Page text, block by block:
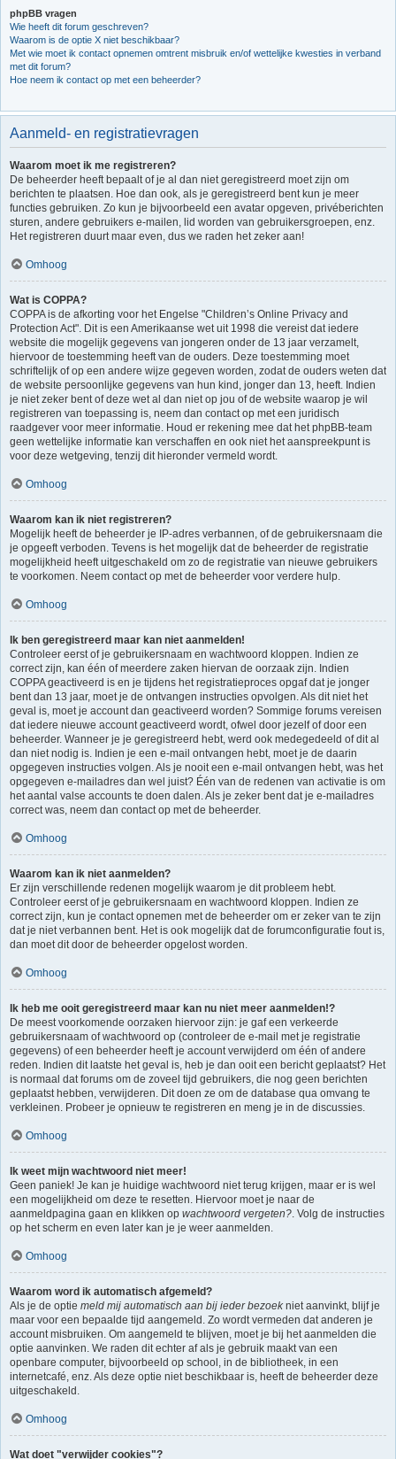
phpBB vragen
Wie heeft dit forum geschreven?
Waarom is de optie X niet beschikbaar?
Met wie moet ik contact opnemen omtrent misbruik en/of wettelijke kwesties in verband
met dit forum?
Hoe neem ik contact op met een beheerder?
Aanmeld- en registratievragen
Waarom moet ik me registreren?
De beheerder heeft bepaalt of je al dan niet geregistreerd moet zijn om
berichten te plaatsen. Hoe dan ook, als je geregistreerd bent kun je meer
functies gebruiken. Zo kun je bijvoorbeeld een avatar opgeven, privéberichten
sturen, andere gebruikers e-mailen, lid worden van gebruikersgroepen, enz.
Het registreren duurt maar even, dus we raden het zeker aan!
Omhoog
Wat is COPPA?
COPPA is de afkorting voor het Engelse "Children’s Online Privacy and
Protection Act". Dit is een Amerikaanse wet uit 1998 die vereist dat iedere
website die mogelijk gegevens van jongeren onder de 13 jaar verzamelt,
hiervoor de toestemming heeft van de ouders. Deze toestemming moet
schriftelijk of op een andere wijze gegeven worden, zodat de ouders weten dat
de website persoonlijke gegevens van hun kind, jonger dan 13, heeft. Indien
je niet zeker bent of deze wet al dan niet op jou of de website waarop je wil
registreren van toepassing is, neem dan contact op met een juridisch
raadgever voor meer informatie. Houd er rekening mee dat het phpBB-team
geen wettelijke informatie kan verschaffen en ook niet het aanspreekpunt is
voor deze wetgeving, tenzij dit hieronder vermeld wordt.
Omhoog
Waarom kan ik niet registreren?
Mogelijk heeft de beheerder je IP-adres verbannen, of de gebruikersnaam die
je opgeeft verboden. Tevens is het mogelijk dat de beheerder de registratie
mogelijkheid heeft uitgeschakeld om zo de registratie van nieuwe gebruikers
te voorkomen. Neem contact op met de beheerder voor verdere hulp.
Omhoog
Ik ben geregistreerd maar kan niet aanmelden!
Controleer eerst of je gebruikersnaam en wachtwoord kloppen. Indien ze
correct zijn, kan één of meerdere zaken hiervan de oorzaak zijn. Indien
COPPA geactiveerd is en je tijdens het registratieproces opgaf dat je jonger
bent dan 13 jaar, moet je de ontvangen instructies opvolgen. Als dit niet het
geval is, moet je account dan geactiveerd worden? Sommige forums vereisen
dat iedere nieuwe account geactiveerd wordt, ofwel door jezelf of door een
beheerder. Wanneer je je geregistreerd hebt, werd ook medegedeeld of dit al
dan niet nodig is. Indien je een e-mail ontvangen hebt, moet je de daarin
opgegeven instructies volgen. Als je nooit een e-mail ontvangen hebt, was het
opgegeven e-mailadres dan wel juist? Één van de redenen van activatie is om
het aantal valse accounts te doen dalen. Als je zeker bent dat je e-mailadres
correct was, neem dan contact op met de beheerder.
Omhoog
Waarom kan ik niet aanmelden?
Er zijn verschillende redenen mogelijk waarom je dit probleem hebt.
Controleer eerst of je gebruikersnaam en wachtwoord kloppen. Indien ze
correct zijn, kun je contact opnemen met de beheerder om er zeker van te zijn
dat je niet verbannen bent. Het is ook mogelijk dat de forumconfiguratie fout is,
dan moet dit door de beheerder opgelost worden.
Omhoog
Ik heb me ooit geregistreerd maar kan nu niet meer aanmelden!?
De meest voorkomende oorzaken hiervoor zijn: je gaf een verkeerde
gebruikersnaam of wachtwoord op (controleer de e-mail met je registratie
gegevens) of een beheerder heeft je account verwijderd om één of andere
reden. Indien dit laatste het geval is, heb je dan ooit een bericht geplaatst? Het
is normaal dat forums om de zoveel tijd gebruikers, die nog geen berichten
geplaatst hebben, verwijderen. Dit doen ze om de database qua omvang te
verkleinen. Probeer je opnieuw te registreren en meng je in de discussies.
Omhoog
Ik weet mijn wachtwoord niet meer!
Geen paniek! Je kan je huidige wachtwoord niet terug krijgen, maar er is wel
een mogelijkheid om deze te resetten. Hiervoor moet je naar de
aanmeldpagina gaan en klikken op wachtwoord vergeten?. Volg de instructies
op het scherm en even later kan je je weer aanmelden.
Omhoog
Waarom word ik automatisch afgemeld?
Als je de optie meld mij automatisch aan bij ieder bezoekniet aanvinkt, blijf je
maar voor een bepaalde tijd aangemeld. Zo wordt vermeden dat anderen je
account misbruiken. Om aangemeld te blijven, moet je bij het aanmelden die
optie aanvinken. We raden dit echter af als je gebruik maakt van een
openbare computer, bijvoorbeeld op school, in de bibliotheek, in een
internetcafé, enz. Als deze optie niet beschikbaar is, heeft de beheerder deze
uitgeschakeld.
Omhoog
Wat doet "verwijder cookies"?